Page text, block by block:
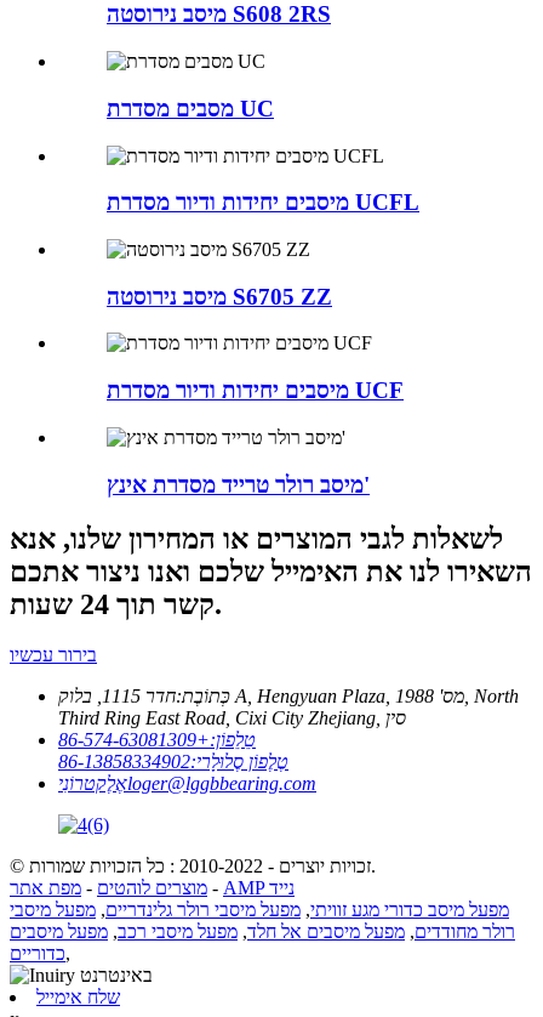
מיסב נירוסטה S608 2RS
מסבים מסדרת UC
מיסבים יחידות ודיור מסדרת UCFL
מיסב נירוסטה S6705 ZZ
מיסבים יחידות ודיור מסדרת UCF
מיסב רולר טרייד מסדרת אינץ'
לשאלות לגבי המוצרים או המחירון שלנו, אנא
השאירו לנו את האימייל שלכם ואנו ניצור אתכם
קשר תוך 24 שעות.
בירור עכשיו
כְּתוֹבֶת:
חדר 1115, בלוק A, Hengyuan Plaza, מס' 1988, North
Third Ring East Road, Cixi City Zhejiang, סין
טֵלֵפוֹן:+86-574-63081309
טֶלֶפוֹן סֶלוּלָרי:86-13858334902
אֶלֶקטרוֹנִיloger@lggbbearing.com
© זכויות יוצרים - 2010-2022 : כל הזכויות שמורות.
מוצרים לוהטים - מפת אתר -
AMP נייד
מפעל מיסב כדורי מגע זוויתי, מפעל מיסבי רולר גלינדריים, מפעל מיסבי
רולר מחודדים, מפעל מיסבים אל חלד, מפעל מיסבי רכב, מפעל מיסבים
כדוריים,
שלח אימייל